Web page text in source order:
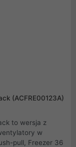
(ACFRE00123A)
to wersja z
w
pull, Freezer 36